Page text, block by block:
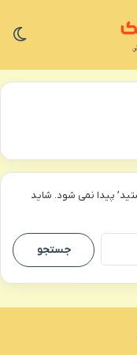
پیدا نمی شود. شاید
جستجو
برای: